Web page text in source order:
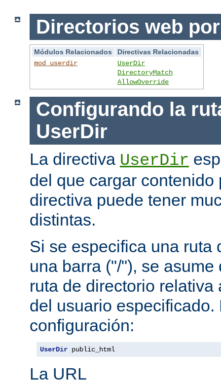
Directorios web
Módulos Relacionados
Directivas Relacionadas
mod_userdir
UserDir
DirectoryMatch
AllowOverride
Configurando la
UserDir
La directiva UserDir
del que cargar contenido
directiva puede tener
distintas.
Si se especifica una ruta
una barra ("/"), se
ruta de directorio relativa
del usuario especificado.
configuración:
UserDir public_html
La URL